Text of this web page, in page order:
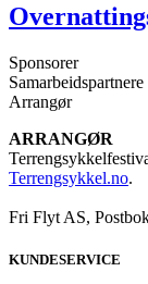
Sponsorer
Samarbeidspartnere
Arrangør
ARRANGØR
Terrengsykkel.no.
Fri Flyt AS,
KUNDESERVICE